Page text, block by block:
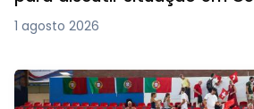
1 agosto 2026